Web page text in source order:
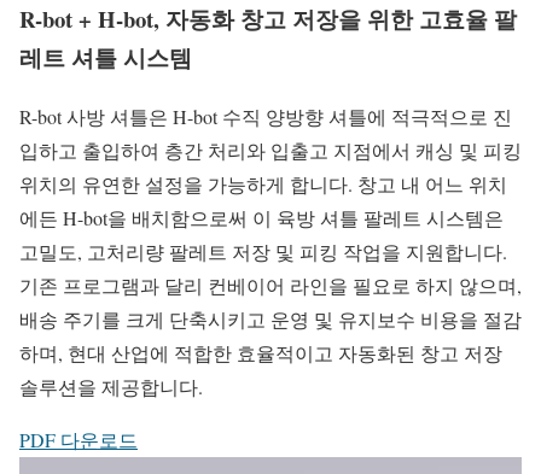
R-bot + H-bot, 자동화 창고 저장을 위한 고효율 팔
레트 셔틀 시스템
R-bot 사방 셔틀은 H-bot 수직 양방향 셔틀에 적극적으로 진
입하고 출입하여 층간 처리와 입출고 지점에서 캐싱 및 피킹
위치의 유연한 설정을 가능하게 합니다. 창고 내 어느 위치
에든 H-bot을 배치함으로써 이 육방 셔틀 팔레트 시스템은
고밀도, 고처리량 팔레트 저장 및 피킹 작업을 지원합니다.
기존 프로그램과 달리 컨베이어 라인을 필요로 하지 않으며,
배송 주기를 크게 단축시키고 운영 및 유지보수 비용을 절감
하며, 현대 산업에 적합한 효율적이고 자동화된 창고 저장
솔루션을 제공합니다.
PDF 다운로드